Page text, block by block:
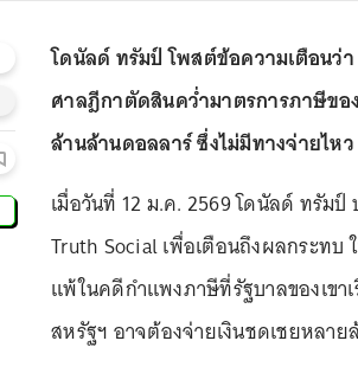
โดนัลด์ ทรัมป์ โพสต์ข้อความเตือนว่
ศาลฎีกาตัดสินคว่ำมาตรการภาษีขอ
ล้านล้านดอลลาร์ ซึ่งไม่มีทางจ่ายไหว
เมื่อวันที่ 12 ม.ค. 2569 โดนัลด์ ทรัม
Truth Social เพื่อเตือนถึงผลกระท
แพ้ในคดีกำแพงภาษีที่รัฐบาลของเขา
สหรัฐฯ อาจต้องจ่ายเงินชดเชยหลา